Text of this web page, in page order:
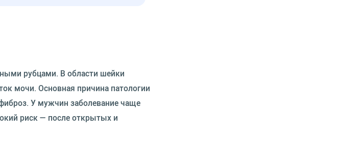
рубцами. В области шейки
мочи. Основная причина патологии
У мужчин заболевание чаще
риск — после открытых и